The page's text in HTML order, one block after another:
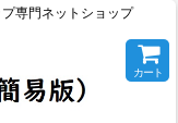
プ専門ネットショップ
カート